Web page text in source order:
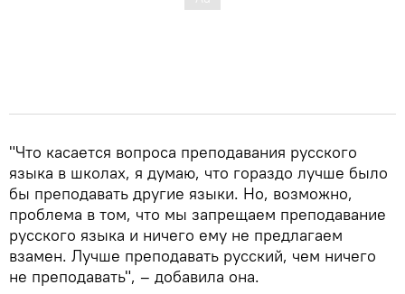
"Что касается вопроса преподавания русского
языка в школах, я думаю, что гораздо лучше было
бы преподавать другие языки. Но, возможно,
проблема в том, что мы запрещаем преподавание
русского языка и ничего ему не предлагаем
взамен. Лучше преподавать русский, чем ничего
не преподавать", – добавила она.